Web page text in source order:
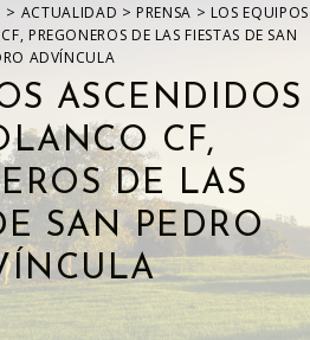
> ACTUALIDAD > PRENSA > LOS EQUIPOS
PREGONEROS DE LAS FIESTAS DE SAN
ADVÍNCULA
ASCENDIDOS
CF,
DE LAS
SAN PEDRO